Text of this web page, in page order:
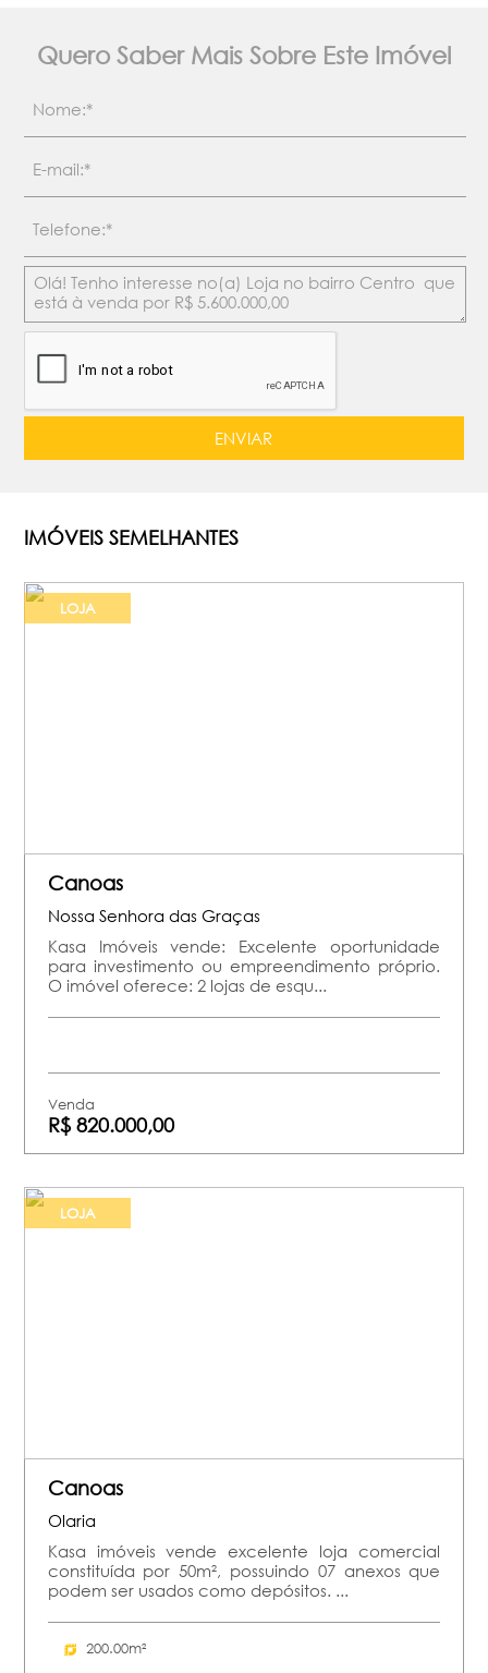
Quero Saber Mais Sobre Este Imóvel
IMÓVEIS SEMELHANTES
LOJA
Canoas
Nossa Senhora das Graças
Kasa Imóveis vende: Excelente oportunidade
para investimento ou empreendimento próprio.
O imóvel oferece: 2 lojas de esqu...
Venda
R$ 820.000,00
LOJA
Canoas
Olaria
Kasa imóveis vende excelente loja comercial
constituída por 50m², possuindo 07 anexos que
podem ser usados como depósitos. ...
200.00m²